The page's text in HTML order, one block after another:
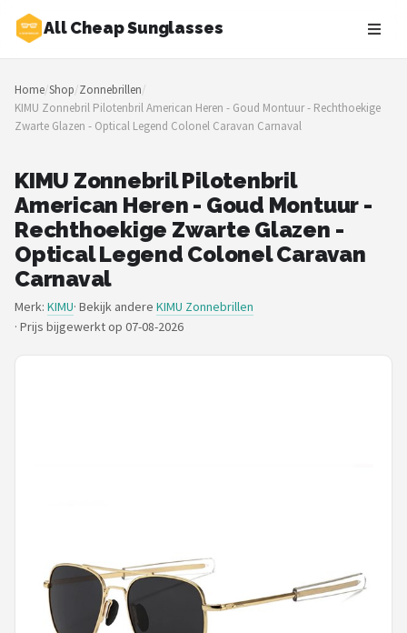
All Cheap Sunglasses
Zoeken
NAVIGATIE
Shop
Merken
Blog
Zonnebrillen
Baby zonnebrillen
Shop
Montuurtjevoorjou
Home/Shop/Zonnebrillen/
KIMU Zonnebril Pilotenbril American Heren - Goud Montuur - Rechthoekige
Zwarte Glazen - Optical Legend Colonel Caravan Carnaval
KIMU Zonnebril Pilotenbril
American Heren - Goud Montuur -
Rechthoekige Zwarte Glazen -
Optical Legend Colonel Caravan
Carnaval
Merk: KIMU· Bekijk andere KIMU Zonnebrillen
· Prijs bijgewerkt op 07-08-2026